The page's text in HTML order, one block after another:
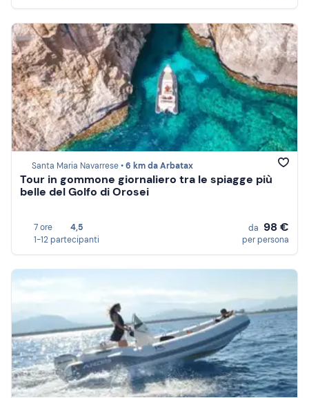
Santa Maria Navarrese •6 km da Arbatax
Tour in gommone giornaliero tra le spiagge più
belle del Golfo di Orosei
7 ore
4,5
1-12 partecipanti
da 98 €
per persona